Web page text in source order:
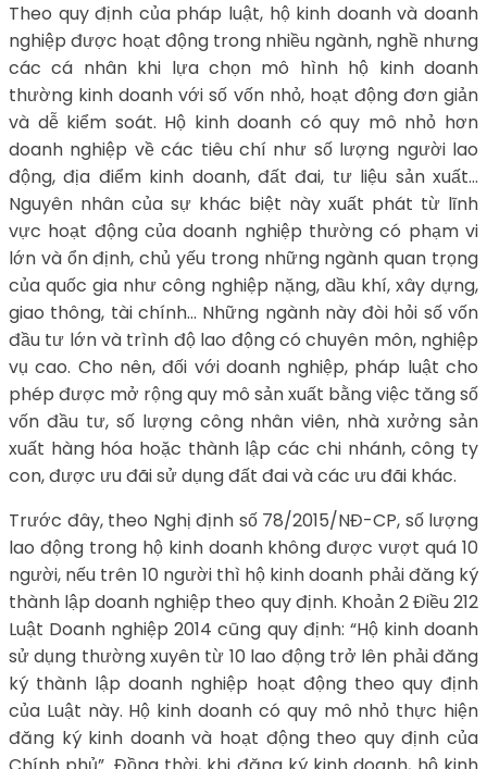
Theo quy định của pháp luật, hộ kinh doanh và doanh
nghiệp được hoạt động trong nhiều ngành, nghề nhưng
các cá nhân khi lựa chọn mô hình hộ kinh doanh
thường kinh doanh với số vốn nhỏ, hoạt động đơn giản
và dễ kiểm soát. Hộ kinh doanh có quy mô nhỏ hơn
doanh nghiệp về các tiêu chí như số lượng người lao
động, địa điểm kinh doanh, đất đai, tư liệu sản xuất…
Nguyên nhân của sự khác biệt này xuất phát từ lĩnh
vực hoạt động của doanh nghiệp thường có phạm vi
lớn và ổn định, chủ yếu trong những ngành quan trọng
của quốc gia như công nghiệp nặng, dầu khí, xây dựng,
giao thông, tài chính… Những ngành này đòi hỏi số vốn
đầu tư lớn và trình độ lao động có chuyên môn, nghiệp
vụ cao. Cho nên, đối với doanh nghiệp, pháp luật cho
phép được mở rộng quy mô sản xuất bằng việc tăng số
vốn đầu tư, số lượng công nhân viên, nhà xưởng sản
xuất hàng hóa hoặc thành lập các chi nhánh, công ty
con, được ưu đãi sử dụng đất đai và các ưu đãi khác.
Trước đây, theo Nghị định số 78/2015/NĐ-CP, số lượng
lao động trong hộ kinh doanh không được vượt quá 10
người, nếu trên 10 người thì hộ kinh doanh phải đăng ký
thành lập doanh nghiệp theo quy định. Khoản 2 Điều 212
Luật Doanh nghiệp 2014 cũng quy định: “Hộ kinh doanh
sử dụng thường xuyên từ 10 lao động trở lên phải đăng
ký thành lập doanh nghiệp hoạt động theo quy định
của Luật này. Hộ kinh doanh có quy mô nhỏ thực hiện
đăng ký kinh doanh và hoạt động theo quy định của